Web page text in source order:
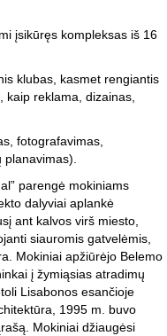
įsikūręs kompleksas iš 16
klubas, kasmet rengiantis
kaip reklama, dizainas,
fotografavimas,
planavimas).
parengė mokiniams
dalyviai aplankė
ant kalvos virš miesto,
siauromis gatvelėmis,
Mokiniai apžiūrėjo Belemo
į žymiąsias atradimų
Lisabonos esančioje
1995 m. buvo
Mokiniai džiaugėsi